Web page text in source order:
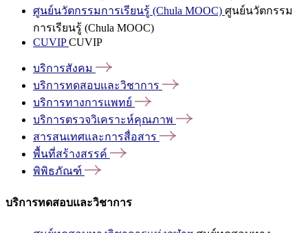
ศูนย์นวัตกรรมการเรียนรู้ (Chula MOOC) ศูนย์นวัตกรรม
การเรียนรู้ (Chula MOOC)
CUVIPCUVIP
บริการสังคม
บริการทดสอบและวิชาการ
บริการทางการแพทย์
บริการตรวจวิเคราะห์คุณภาพ
สารสนเทศและการสื่อสาร
พื้นที่สร้างสรรค์
พิพิธภัณฑ์
บริการทดสอบและวิชาการ